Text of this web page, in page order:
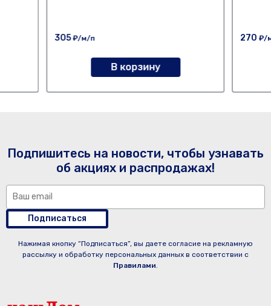
305₽/м/п
В корзину
270 ₽/
Подпишитесь на новости, чтобы узнавать
об акциях и распродажах!
Подписаться
Нажимая кнопку “Подписаться”, вы даете согласие на рекламную
рассылку и обработку персональных данных в соответствии с
Правилами.